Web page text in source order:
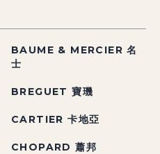
BAUME & MERCIER 名
士
BREGUET 寶璣
CARTIER 卡地亞
CHOPARD 蕭邦